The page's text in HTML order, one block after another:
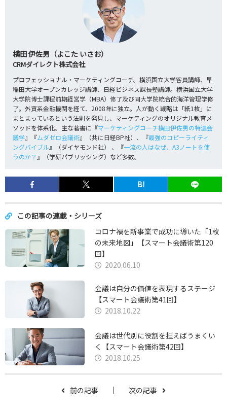
横田 伊佐男（よこた いさお）
CRMダイレクト株式会社
プロフェッショナル・マーケティングコーチ。横浜国立大学客員講師、早
稲田大学オープンカレッジ講師、日経ビジネス課長塾講師。横浜国立大学
大学院博士課程前期経営学（MBA）修了及び同大学院統合的海洋管理学修
了。外資系金融機関を経て、2008年に独立。人が動く戦略は「紙1枚」に
まとまっているという法則を発見し、マーケティングのオリジナル教育メ
ソッドを体系化。主な著書に『マーケティングコーチ横田伊佐男の特濃会
議学』『ムダゼロ会議術』（共に日経BP社）、『最強のコピーライティ
ングバイブル』（ダイヤモンド社） 、『一流の人はなぜ、A3ノートを使
うのか？ 』（学研パブリッシング）など多数。
B!
この記事の連載・シリーズ
コロナ禍を新事業で成功に導いた「1枚
の未来地図」【スマート会議術第120
回】
2020.06.10
会議は自分の価値を表現するステージ
【スマート会議術第41回】
2018.10.22
会議は世代別に役割を担えばうまくい
く【スマート会議術第42回】
2018.10.25
前の記事 次の記事